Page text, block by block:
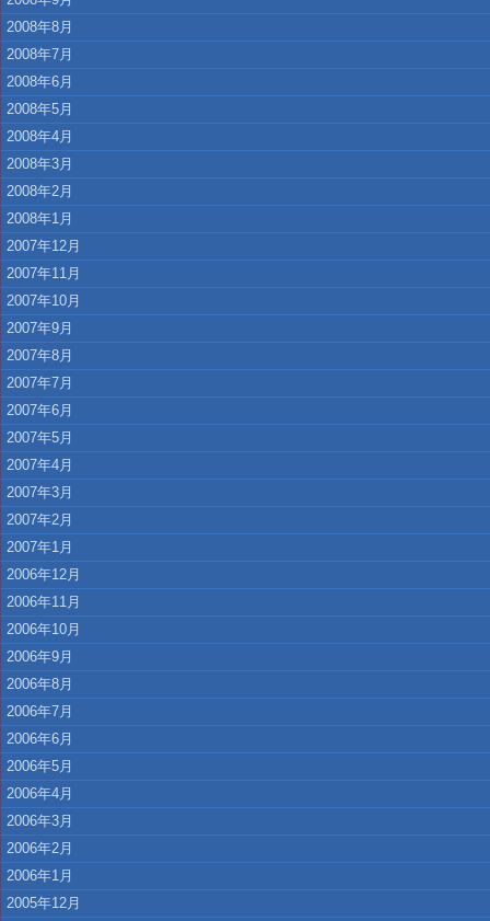
2008年8月
2008年7月
2008年6月
2008年5月
2008年4月
2008年3月
2008年2月
2008年1月
2007年12月
2007年11月
2007年10月
2007年9月
2007年8月
2007年7月
2007年6月
2007年5月
2007年4月
2007年3月
2007年2月
2007年1月
2006年12月
2006年11月
2006年10月
2006年9月
2006年8月
2006年7月
2006年6月
2006年5月
2006年4月
2006年3月
2006年2月
2006年1月
2005年12月